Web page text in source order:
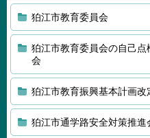
狛江市教育委員会
狛江市教育委員会の自己
会
狛江市教育振興基本計画改
狛江市通学路安全対策推進